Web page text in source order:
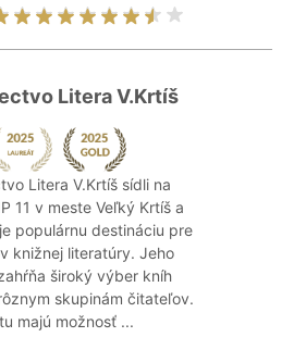
Litera V.Krtíš
Litera V.Krtíš sídli na
11 v meste Veľký Krtíš a
populárnu destináciu pre
knižnej literatúry. Jeho
široký výber kníh
skupinám čitateľov.
majú možnosť ...